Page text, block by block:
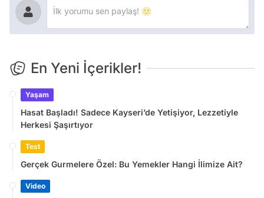
En Yeni İçerikler!
Yaşam
Hasat Başladı! Sadece Kayseri’de Yetişiyor, Lezzetiyle
Herkesi Şaşırtıyor
Test
Gerçek Gurmelere Özel: Bu Yemekler Hangi İlimize Ait?
Video